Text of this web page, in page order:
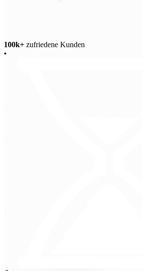
100k+ zufriedene Kunden
•